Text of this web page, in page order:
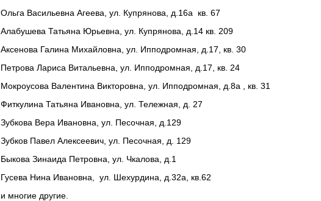
Ольга Васильевна Агеева, ул. Купрянова, д.16а кв. 67
Алабушева Татьяна Юрьевна, ул. Купрянова, д.14 кв. 209
Аксенова Галина Михайловна, ул. Ипподромная, д.17, кв. 30
Петрова Лариса Витальевна, ул. Ипподромная, д.17, кв. 24
Мокроусова Валентина Викторовна, ул. Ипподромная, д.8а , кв. 31
Фиткулина Татьяна Ивановна, ул. Тележная, д. 27
Зубкова Вера Ивановна, ул. Песочная, д.129
Зубков Павел Алексеевич, ул. Песочная, д. 129
Быкова Зинаида Петровна, ул. Чкалова, д.1
Гусева Нина Ивановна, ул. Шехурдина, д.32а, кв.62
и многие другие.